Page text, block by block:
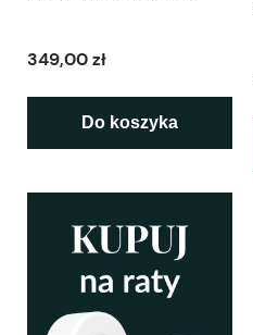
349,00 zł
Do koszyka